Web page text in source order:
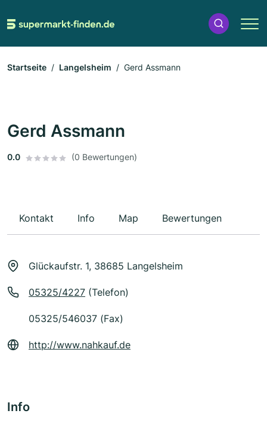
Startseite Langelsheim Gerd Assmann
Gerd Assmann
0.0 (0 Bewertungen)
Kontakt Info Map Bewertungen
Glückaufstr. 1, 38685 Langelsheim
05325/4227 (Telefon)
05325/546037 (Fax)
http://www.nahkauf.de
Info